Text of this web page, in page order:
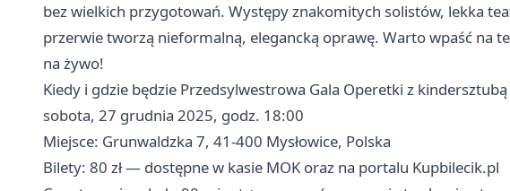
bez wielkich przygotowań. Występy znakomitych solistów, lekka
przerwie tworzą nieformalną, elegancką oprawę. Warto wpaść na
na żywo!
Kiedy i gdzie będzie Przedsylwestrowa Gala Operetki z
sobota, 27 grudnia 2025, godz. 18:00
Miejsce: Grunwaldzka 7, 41-400 Mysłowice, Polska
Bilety: 80 zł — dostępne w kasie MOK oraz na portalu Kupbilecik.pl